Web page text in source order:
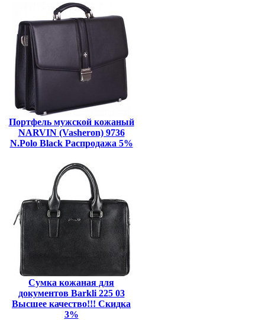
Портфель мужской кожаный
NARVIN (Vasheron) 9736
N.Polo Black Распродажа 5%
Сумка кожаная для
документов Barkli 225 03
Высшее качество!!! Скидка
3%